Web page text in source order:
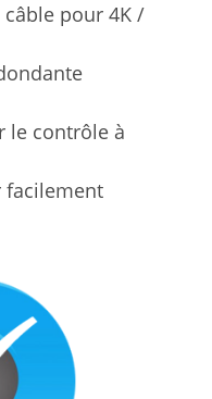
câble pour 4K /
le contrôle à
facilement